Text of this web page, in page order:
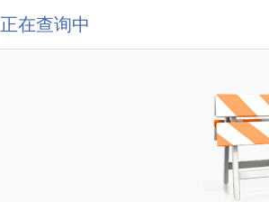
正在查询中